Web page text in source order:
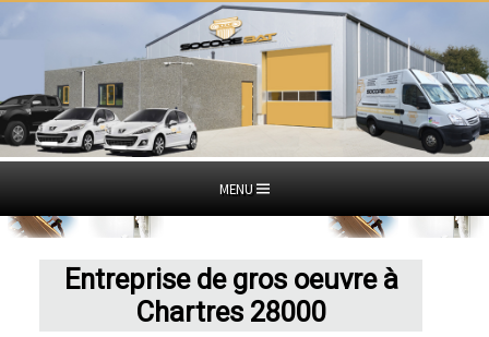
MENU
Entreprise de gros oeuvre à
Chartres 28000